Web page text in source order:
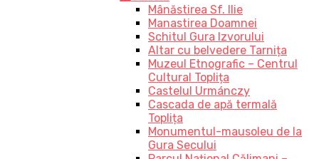
Mânăstirea Sf. Ilie
Manastirea Doamnei
Schitul Gura Izvorului
Altar cu belvedere Tarnița
Muzeul Etnografic – Centrul
Cultural Toplița
Castelul Urmánczy
Cascada de apă termală
Toplița
Monumentul-mausoleu de la
Gura Secului